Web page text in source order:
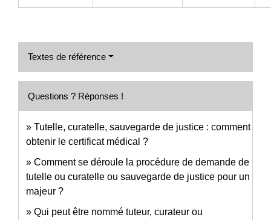
Textes de référence
Questions ? Réponses !
Tutelle, curatelle, sauvegarde de justice : comment
obtenir le certificat médical ?
Comment se déroule la procédure de demande de
tutelle ou curatelle ou sauvegarde de justice pour un
majeur ?
Qui peut être nommé tuteur, curateur ou